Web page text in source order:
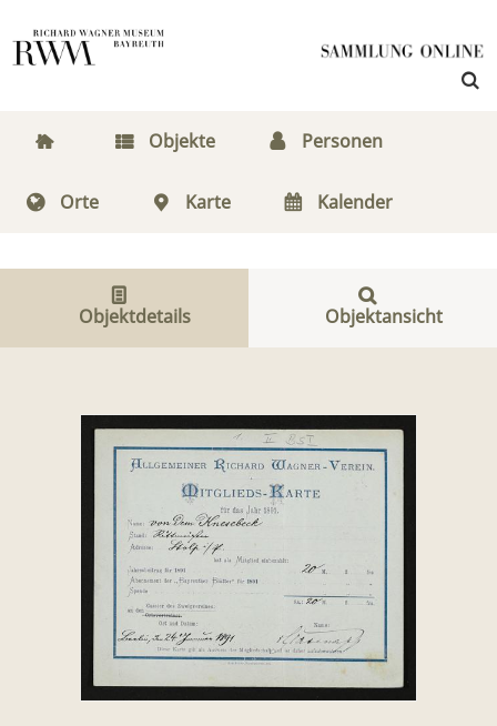
Objekte Personen
Orte Karte Kalender
Objektdetails Objektansicht